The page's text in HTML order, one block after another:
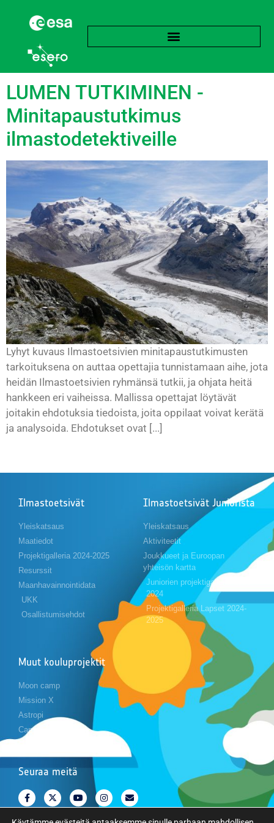
Avainsana:Kryosfääri
LUMEN TUTKIMINEN -
Minitapaustutkimus
ilmastodetektiveille
Lyhyt kuvaus Ilmastoetsivien minitapaustutkimusten
tarkoituksena on auttaa opettajia tunnistamaan aihe, jota
heidän Ilmastoetsivien ryhmänsä tutkii, ja ohjata heitä
hankkeen eri vaiheissa. Mallissa opettajat löytävät
joitakin ehdotuksia tiedoista, joita oppilaat voivat kerätä
ja analysoida. Ehdotukset ovat [...]
Ilmastoetsivät
Yleiskatsaus
Maatiedot
Projektigalleria 2024-2025
Resurssit
Maanhavainnointidata
UKK
Osallistumisehdot
Ilmastoetsivät Juniorista
Yleiskatsaus
Aktiviteetit
Joukkueet ja Euroopan
yhteisön kartta
Juniorien projektigalleria 2023-
2024
Projektigalleria Lapset 2024-
2025
Muut kouluprojektit
Moon camp
Mission X
Astropi
Cansat
Seuraa meitä